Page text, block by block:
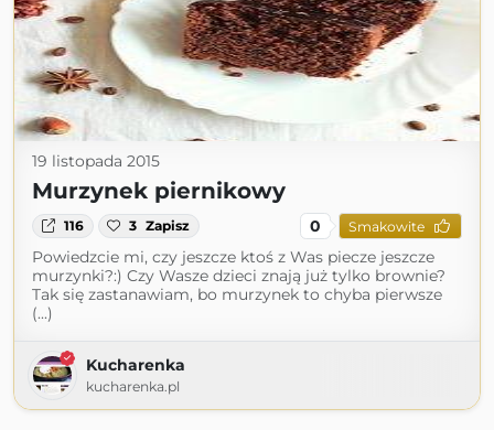
19 listopada 2015
Murzynek piernikowy
116 3 Zapisz 0 Smakowite
Powiedzcie mi, czy jeszcze ktoś z Was piecze jeszcze
murzynki?:) Czy Wasze dzieci znają już tylko brownie?
Tak się zastanawiam, bo murzynek to chyba pierwsze
(...)
Kucharenka
kucharenka.pl